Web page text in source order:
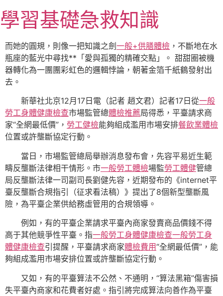
至
主
要
內
容
學習基礎急救知識
而她的圓規，則像一把知識之劍 一般+供膳體檢 ，不斷地在水
瓶座的藍光中尋找**「愛與孤獨的精確交點」。 甜甜圈被機
器轉化為一團團彩虹色的邏輯悖論，朝著金箔千紙鶴發射出
去。
新華社北京12月17日電（記者 趙文君）記者17日從一般
勞工身體健康檢查市場監管總體檢推薦局得悉，平臺請求商
家“全網最低價”， 勞工健檢能夠組成濫用市場安排餐飲業體檢
位置或許壟斷協定行動。
當日，市場監管總局舉辦消息發布會，先容平易近生範
疇反壟斷法律相干情形。市一般勞工體檢場監勞工體健管總
局反壟斷法律一司副司長劉健先容，近期發布的《internet平
臺反壟斷合規指引（征求看法稿）》提出了8個新型壟斷風
險，為平臺企業供給務虛管用的合規領導。
例如，有的平臺企業請求平臺內商家發賣商品價錢不得
高于其他競爭性平臺。指一般勞工身體健康檢查一般勞工身
體健康檢查引提醒，平臺請求商家體檢費用“全網最低價”，能
夠組成濫用市場安排位置或許壟斷協定行動。
又如，有的平臺算法不公然、不通明，“算法黑箱”傷害損
失平臺內商家和花費者好處。指引將完成算法向善作為平臺